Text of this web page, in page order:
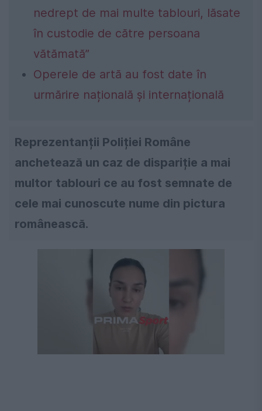
nedrept de mai multe tablouri, lăsate
în custodie de către persoana
vătămată”
Operele de artă au fost date în
urmărire națională și internațională
Reprezentanții Poliției Române
anchetează un caz de dispariție a mai
multor tablouri ce au fost semnate de
cele mai cunoscute nume din pictura
românească.